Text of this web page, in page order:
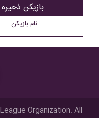
بازیکن
نام بازیکن
Organization. All